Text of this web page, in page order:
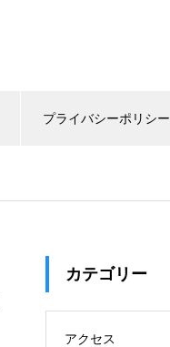
プライバシーポリシー
カテゴリー
アクセス